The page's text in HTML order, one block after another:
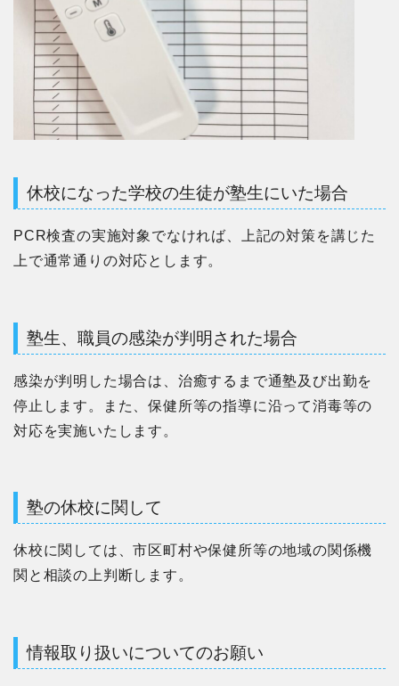
休校になった学校の生徒が塾生にいた場合
PCR検査の実施対象でなければ、上記の対策を講じた
上で通常通りの対応とします。
塾生、職員の感染が判明された場合
感染が判明した場合は、治癒するまで通塾及び出勤を
停止します。また、保健所等の指導に沿って消毒等の
対応を実施いたします。
塾の休校に関して
休校に関しては、市区町村や保健所等の地域の関係機
関と相談の上判断します。
情報取り扱いについてのお願い